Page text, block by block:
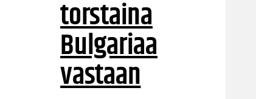
torstaina
Bulgariaa
vastaan